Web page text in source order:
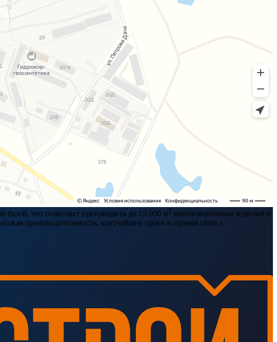
что позволяет производить до 15 000 м2 вентиляционных изделий в
производительность, кратчайшие сроки и прямая связь с